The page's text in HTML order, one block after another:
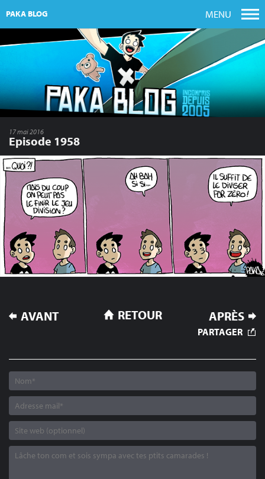
PAKA BLOG MENU
17 mai 2016
Episode 1958
NAVIGATION
DE
AVANT APRÈS
RETOUR
PARTAGER